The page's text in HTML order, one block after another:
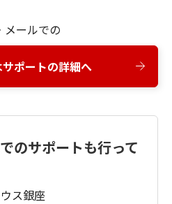
メールでの
ポートの詳細へ
のサポートも行って
ス銀座